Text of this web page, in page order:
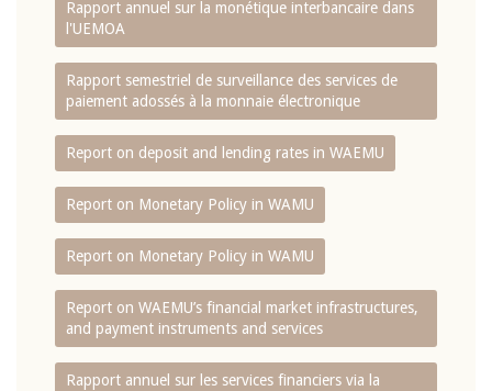
Rapport annuel sur la monétique interbancaire dans
l'UEMOA
Rapport semestriel de surveillance des services de
paiement adossés à la monnaie électronique
Report on deposit and lending rates in WAEMU
Report on Monetary Policy in WAMU
Report on Monetary Policy in WAMU
Report on WAEMU’s financial market infrastructures,
and payment instruments and services
Rapport annuel sur les services financiers via la